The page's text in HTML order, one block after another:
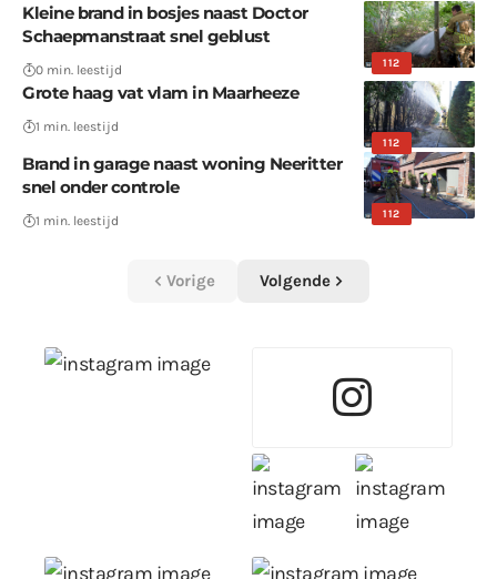
112
Kleine brand in bosjes naast Doctor
Schaepmanstraat snel geblust
0 min. leestijd
112
Grote haag vat vlam in Maarheeze
1 min. leestijd
112
Brand in garage naast woning Neeritter
snel onder controle
1 min. leestijd
Vorige Volgende